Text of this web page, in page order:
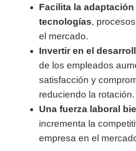
Facilita la
tecnologías,
el mercado.
Invertir en el
de los empleados
satisfacción y
reduciendo la rotación.
Una fuerza laboral
incrementa la
empresa en el